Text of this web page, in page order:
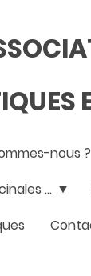
nous ?
Les plantes médicinales de la réunion